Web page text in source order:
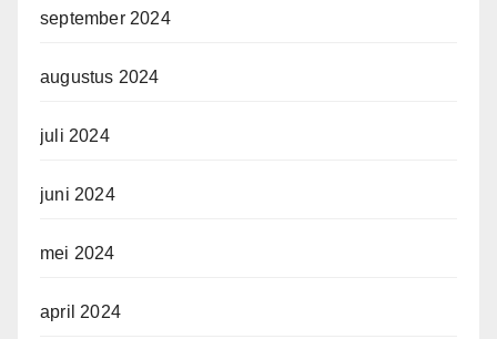
september 2024
augustus 2024
juli 2024
juni 2024
mei 2024
april 2024